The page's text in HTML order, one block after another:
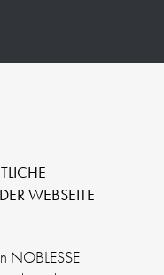
WEBSEITE
NOBLESSE